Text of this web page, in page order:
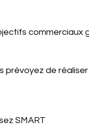
commerciaux
prévoyez de
SMART